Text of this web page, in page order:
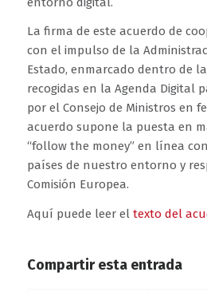
La firma de este acuerdo de
con el impulso de la
Estado, enmarcado dentro de
recogidas en la Agenda Digital
por el Consejo de Ministros en
acuerdo supone la puesta en
“follow the money” en línea
países de nuestro entorno y
Comisión Europea.
Aquí puede leer el texto del
Compartir esta entrada